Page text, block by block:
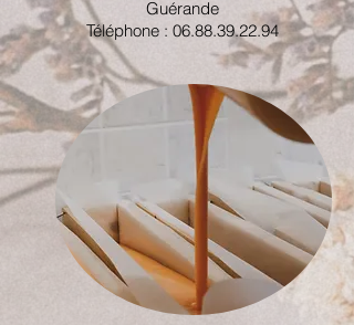
Guérande
Téléphone : 06.88.39.22.94